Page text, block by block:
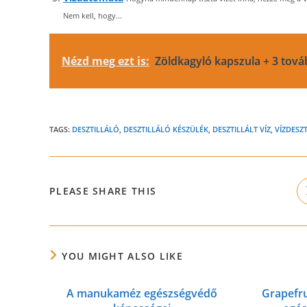
Nem kell, hogy...
Nézd meg ezt is: Zöldkagyló kapszula + 3
TAGS: DESZTILLÁLÓ, DESZTILLÁLÓ KÉSZÜLÉK, DESZTILLÁLT VÍZ,
PLEASE SHARE THIS
YOU MIGHT ALSO LIKE
A manukaméz egészségvédő